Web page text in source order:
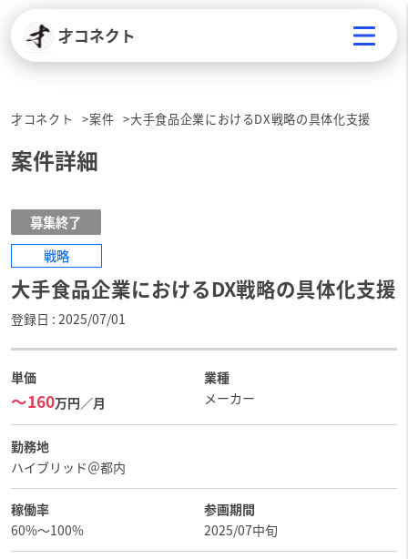
才コネクト
才コネクト 案件 大手食品企業におけるDX戦略の具体化支援
案件詳細
募集終了
戦略
大手食品企業におけるDX戦略の具体化支援
登録日 2025/07/01
単価
〜160万円／月
業種
メーカー
勤務地
ハイブリッド＠都内
稼働率
60%～100%
参画期間
2025/07中旬